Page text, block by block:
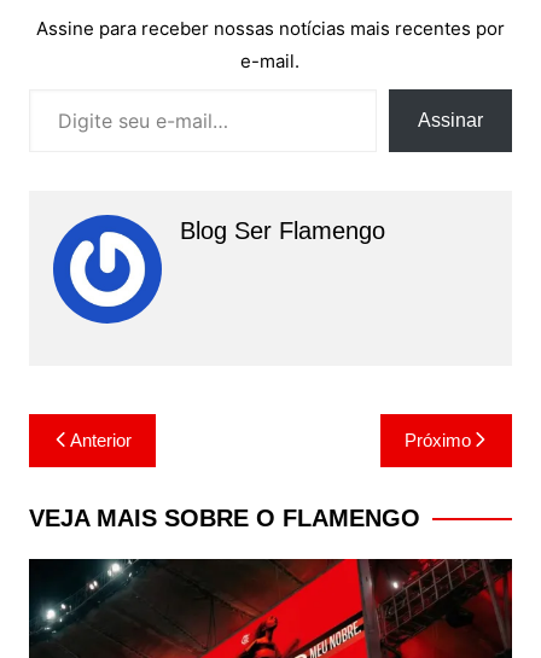
Assine para receber nossas notícias mais recentes por
e-mail.
Assinar
Blog Ser Flamengo
Navegação
de
Post
Anterior Próximo
VEJA MAIS SOBRE O FLAMENGO